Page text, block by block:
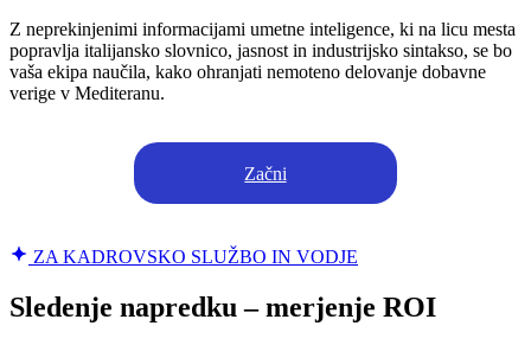
Z neprekinjenimi informacijami umetne inteligence, ki na licu mesta
popravlja italijansko slovnico, jasnost in industrijsko sintakso, se bo
vaša ekipa naučila, kako ohranjati nemoteno delovanje dobavne
verige v Mediteranu.
Začni
ZA KADROVSKO SLUŽBO IN VODJE
Sledenje napredku – merjenje ROI